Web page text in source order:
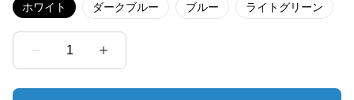
ホワイト ダークブルー ブルー ライトグリーン
1